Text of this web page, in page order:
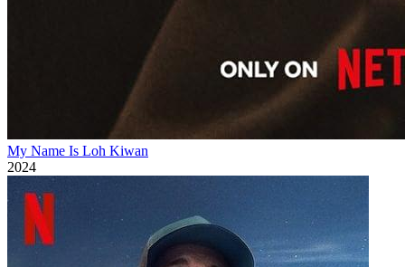
My Name Is Loh Kiwan
2024